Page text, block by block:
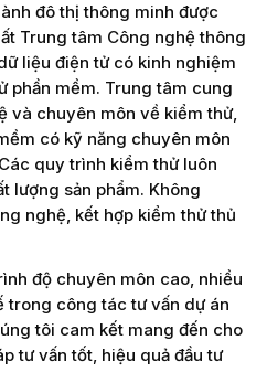
đô thị thông minh được
Trung tâm Công nghệ thông
liệu điện tử có kinh nghiệm
phần mềm. Trung tâm cung
và chuyên môn về kiểm thử,
có kỹ năng chuyên môn
quy trình kiểm thử luôn
lượng sản phẩm. Không
nghệ, kết hợp kiểm thử thủ
độ chuyên môn cao, nhiều
trong công tác tư vấn dự án
tôi cam kết mang đến cho
tư vấn tốt, hiệu quả đầu tư